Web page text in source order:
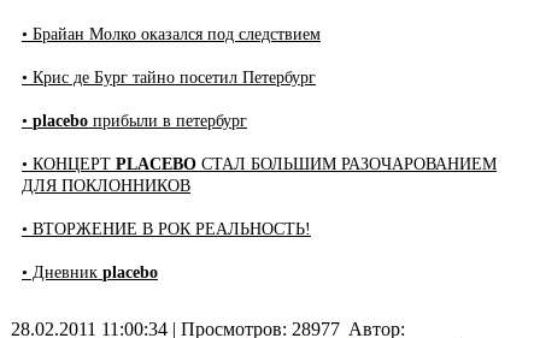
• Брайан Молко оказался под следствием
• Крис де Бург тайно посетил Петербург
• placebo прибыли в петербург
• КОНЦЕРТ PLACEBO СТАЛ БОЛЬШИМ РАЗОЧАРОВАНИЕМ
ДЛЯ ПОКЛОННИКОВ
• ВТОРЖЕНИЕ В РОК РЕАЛЬНОСТЬ!
• Дневник placebo
28.02.2011 11:00:34 | Просмотров: 28977 Автор: